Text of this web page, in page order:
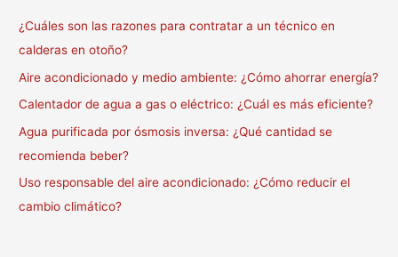
¿Cuáles son las razones para contratar a un técnico en
calderas en otoño?
Aire acondicionado y medio ambiente: ¿Cómo ahorrar energía?
Calentador de agua a gas o eléctrico: ¿Cuál es más eficiente?
Agua purificada por ósmosis inversa: ¿Qué cantidad se
recomienda beber?
Uso responsable del aire acondicionado: ¿Cómo reducir el
cambio climático?